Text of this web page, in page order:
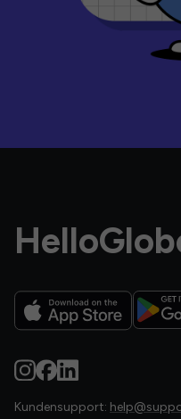
Kundensupport: